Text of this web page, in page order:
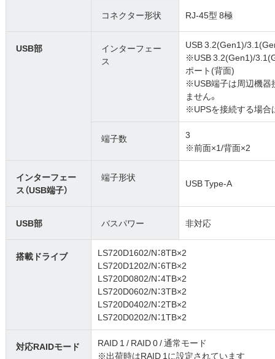
コネクター形状 RJ-45型 8極
USB部
インターフェー
ス
USB 3.2(Gen1)/
※USB 3.2(Gen1)/
ポート(背面)
※USB端子は周辺機器
ません。
※UPSを接続する場合
端子数
3
※前面×1/背面×2
インターフェー
ス（USB端子）
端子形状 USB Type-A
USB部 バスパワー 非対応
搭載ドライブ
LS720D1602/N：8TB×2
LS720D1202/N：6TB×2
LS720D0802/N：4TB×2
LS720D0602/N：3TB×2
LS720D0402/N：2TB×2
LS720D0202/N：1TB×2
対応RAIDモード
RAID 1 / RAID 0 / 通常モード
※出荷時はRAID 1に設定されています